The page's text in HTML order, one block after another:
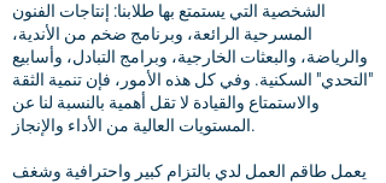
الشخصية التي يستمتع بها طلابنا: إنتاجات الفنون
المسرحية الرائعة، وبرنامج ضخم من الأندية،
والرياضة، والبعثات الخارجية، وبرامج التبادل، وأسابيع
"التحدي" السكنية. وفي كل هذه الأمور، فإن تنمية الثقة
والاستمتاع والقيادة لا تقل أهمية بالنسبة لنا عن
المستويات العالية من الأداء والإنجاز.
يعمل طاقم العمل لدي بالتزام كبير واحترافية وشغف